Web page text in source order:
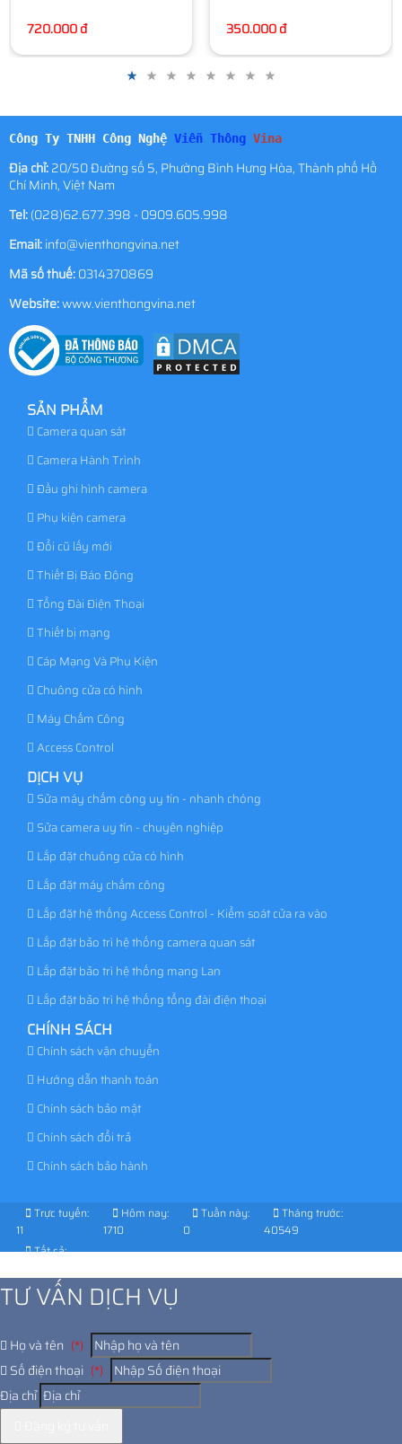
350.000 đ
Công Ty TNHH Công Nghệ Viễn Thông Vina
Địa chỉ:20/50 Đường số 5, Phường Bình Hưng Hòa, Thành phố Hồ
Chí Minh, Việt Nam
Tel:(028)62.677.398 - 0909.605.998
Email:info@vienthongvina.net
Mã số thuế:0314370869
Website:www.vienthongvina.net
SẢN PHẨM
Camera quan sát
Camera Hành Trình
Đầu ghi hình camera
Phụ kiện camera
Đổi cũ lấy mới
Thiết Bị Báo Động
Tổng Đài Điện Thoại
Thiết bị mạng
Cáp Mạng Và Phụ Kiện
Chuông cửa có hình
Máy Chấm Công
Access Control
DỊCH VỤ
Sửa máy chấm công uy tín - nhanh chóng
Sửa camera uy tín - chuyên nghiệp
Lắp đặt chuông cửa có hình
Lắp đặt máy chấm công
Lắp đặt hệ thống Access Control - Kiểm soát cửa ra vào
Lắp đặt bảo trì hệ thống camera quan sát
Lắp đặt bảo trì hệ thống mạng Lan
Lắp đặt bảo trì hệ thống tổng đài điện thoại
CHÍNH SÁCH
Chính sách vận chuyển
Hướng dẫn thanh toán
Chính sách bảo mật
Chính sách đổi trả
Chính sách bảo hành
Trực tuyến:
11
Hôm nay:
1710
Tuần này:
0
Tháng trước:
40549
Tất cả:
TƯ VẤN DỊCH VỤ
Họ và tên (*)
Số điện thoại (*)
Địa chỉ